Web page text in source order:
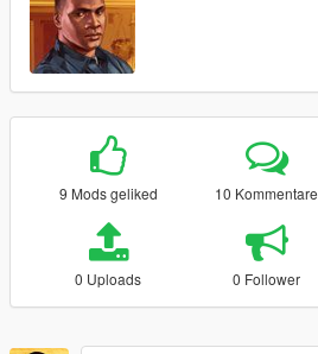
9 Mods geliked 10 Kommentare
0 Uploads 0 Follower